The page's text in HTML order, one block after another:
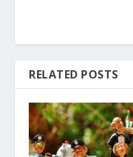
RELATED POSTS